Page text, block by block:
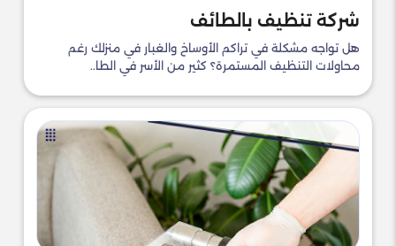
شركة تنظيف بالطائف
هل تواجه مشكلة في تراكم الأوساخ والغبار في منزلك رغم
محاولات التنظيف المستمرة؟ كثير من الأسر في الطا..